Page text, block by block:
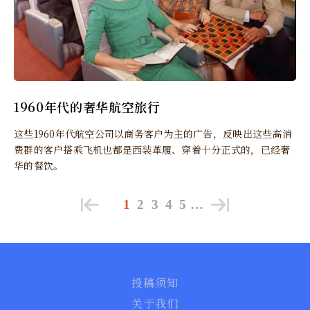
1960年代的奢华航空旅行
这些1960年代航空公司以商务客户为主的广告，反映出这些高消
费群的客户搭乘飞机也都是西装革履、穿着十分正式的，已经奢
华的餐饮。
1 2 3 4 5 …
投稿须知
关于我们